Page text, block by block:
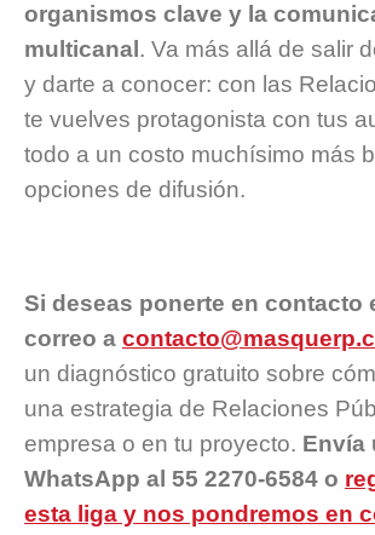
organismos clave y la
multicanal . Va más allá de salir
y darte a conocer: con las
te vuelves protagonista con tus
todo a un costo muchísimo más
opciones de difusión.
Si deseas ponerte en contacto
correo a
un diagnóstico gratuito sobre
una estrategia de Relaciones
empresa o en tu proyecto. Envía
WhatsApp al 55 2270-6584 o
esta liga y nos pondremos en